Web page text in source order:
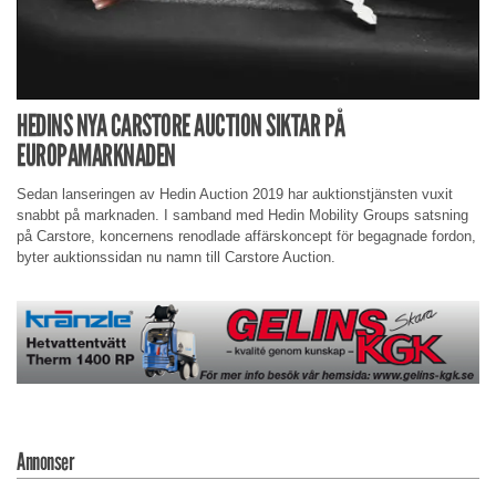
HEDINS NYA CARSTORE AUCTION SIKTAR PÅ
EUROPAMARKNADEN
Sedan lanseringen av Hedin Auction 2019 har auktionstjänsten vuxit
snabbt på marknaden. I samband med Hedin Mobility Groups satsning
på Carstore, koncernens renodlade affärskoncept för begagnade fordon,
byter auktionssidan nu namn till Carstore Auction.
Annonser